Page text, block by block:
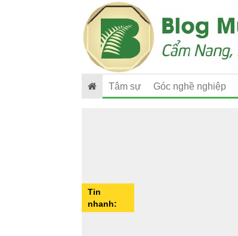
Tâm sự Góc nghề nghiệp
Tin
nhanh: